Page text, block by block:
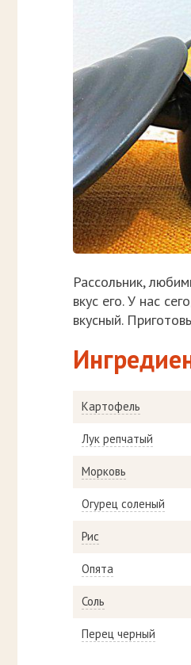
Рассольник,
вкус его. У нас
вкусный.
Картофель
Лук репчатый
Морковь
Огурец соленый
Рис
Опята
Соль
Перец черный